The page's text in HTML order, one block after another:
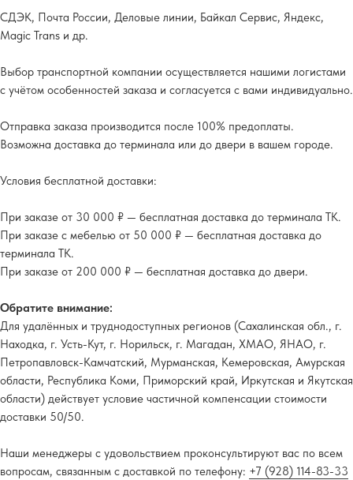
СДЭК, Почта России, Деловые линии, Байкал Сервис, Яндекс,
Magic Trans и др.
Выбор транспортной компании осуществляется нашими логистами
с учётом особенностей заказа и согласуется с вами индивидуально.
Отправка заказа производится после 100% предоплаты.
Возможна доставка до терминала или до двери в вашем городе.
Условия бесплатной доставки:
При заказе от 30 000 ₽ — бесплатная доставка до терминала ТК.
При заказе с мебелью от 50 000 ₽ — бесплатная доставка до
терминала ТК.
При заказе от 200 000 ₽ — бесплатная доставка до двери.
Обратите внимание:
Для удалённых и труднодоступных регионов (Сахалинская обл., г.
Находка, г. Усть-Кут, г. Норильск, г. Магадан, ХМАО, ЯНАО, г.
Петропавловск-Камчатский, Мурманская, Кемеровская, Амурская
области, Республика Коми, Приморский край, Иркутская и Якутская
области) действует условие частичной компенсации стоимости
доставки 50/50.
Наши менеджеры с удовольствием проконсультируют вас по всем
вопросам, связанным с доставкой по телефону: +7 (928) 114-83-33